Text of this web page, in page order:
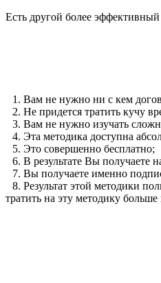
Есть другой более
1. Вам не нужно ни с кем
2. Не придется тратить кучу
3. Вам не нужно изучать
4. Эта методика доступна
5. Это совершенно бесплатно;
6. В результате Вы получаете
7. Вы получаете именно
8. Результат этой методики
тратить на эту методику